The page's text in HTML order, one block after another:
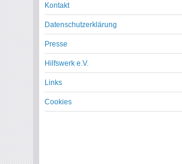
Kontakt
Datenschutzerklärung
Presse
Hilfswerk e.V.
Links
Cookies